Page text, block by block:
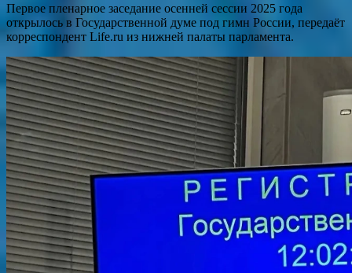
Первое пленарное заседание осенней сессии 2025 года
открылось в Государственной думе под гимн России, передаёт
корреспондент Life.ru из нижней палаты парламента.